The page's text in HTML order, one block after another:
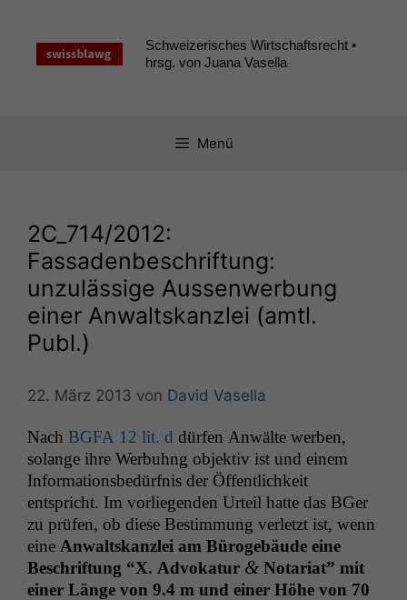
springen
Schweizerisches Wirtschaftsrecht •
hrsg. von Juana Vasella
Menü
2C_714/2012:
Fassadenbeschriftung:
unzulässige Aussenwerbung
einer Anwaltskanzlei (amtl.
Publ.)
22. März 2013 von David Vasella
Nach BGFA 12 lit. d dür­fen Anwälte wer­ben,
solange ihre Wer­buh­ng objek­tiv ist und einem
Infor­ma­tions­bedürf­nis der Öffentlichkeit
entspricht. Im vor­liegen­den Urteil hat­te das BGer
zu prüfen, ob diese Bes­tim­mung ver­let­zt ist, wenn
eine Anwalt­skan­zlei am Büro­ge­bäude eine
Beschrif­tung “X. Advokatur & Notari­at” mit
ein­er Länge von 9.4 m und ein­er Höhe von 70